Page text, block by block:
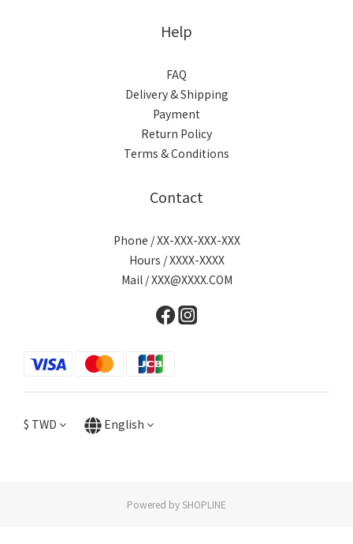
Help
FAQ
Delivery & Shipping
Payment
Return Policy
Terms & Conditions
Contact
Phone / XX-XXX-XXX-XXX
Hours / XXXX-XXXX
Mail / XXX@XXXX.COM
$ TWD English
Powered by SHOPLINE